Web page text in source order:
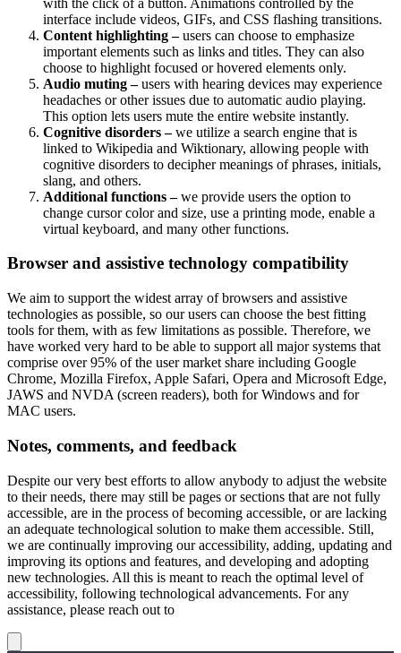
interface include videos, GIFs, and CSS flashing transitions.
Content highlighting –users can choose to emphasize
important elements such as links and titles. They can also
choose to highlight focused or hovered elements only.
Audio muting –users with hearing devices may experience
headaches or other issues due to automatic audio playing.
This option lets users mute the entire website instantly.
Cognitive disorders –we utilize a search engine that is
linked to Wikipedia and Wiktionary, allowing people with
cognitive disorders to decipher meanings of phrases, initials,
slang, and others.
Additional functions –we provide users the option to
change cursor color and size, use a printing mode, enable a
virtual keyboard, and many other functions.
Browser and assistive technology compatibility
We aim to support the widest array of browsers and assistive
technologies as possible, so our users can choose the best fitting
tools for them, with as few limitations as possible. Therefore, we
have worked very hard to be able to support all major systems that
comprise over 95% of the user market share including Google
Chrome, Mozilla Firefox, Apple Safari, Opera and Microsoft Edge,
JAWS and NVDA (screen readers), both for Windows and for
MAC users.
Notes, comments, and feedback
Despite our very best efforts to allow anybody to adjust the website
to their needs, there may still be pages or sections that are not fully
accessible, are in the process of becoming accessible, or are lacking
an adequate technological solution to make them accessible. Still,
we are continually improving our accessibility, adding, updating and
improving its options and features, and developing and adopting
new technologies. All this is meant to reach the optimal level of
accessibility, following technological advancements. For any
assistance, please reach out to